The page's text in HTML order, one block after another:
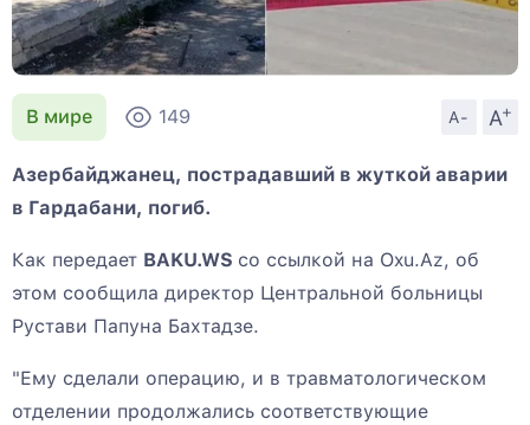
В мире 149 A- A
+
Азербайджанец, пострадавший в жуткой аварии
в Гардабани, погиб.
Как передает BAKU.WS со ссылкой на Oxu.Az, об
этом сообщила директор Центральной больницы
Рустави Папуна Бахтадзе.
"Ему сделали операцию, и в травматологическом
отделении продолжались соответствующие